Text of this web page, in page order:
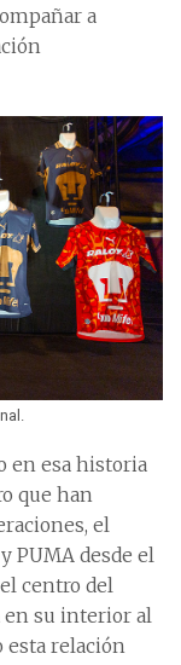
a
en esa historia
que han
el
PUMA desde el
centro del
en su interior al
esta relación